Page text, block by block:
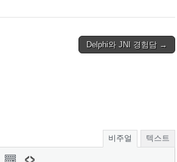
Delphi와 JNI 경험담 →
비주얼 텍스트